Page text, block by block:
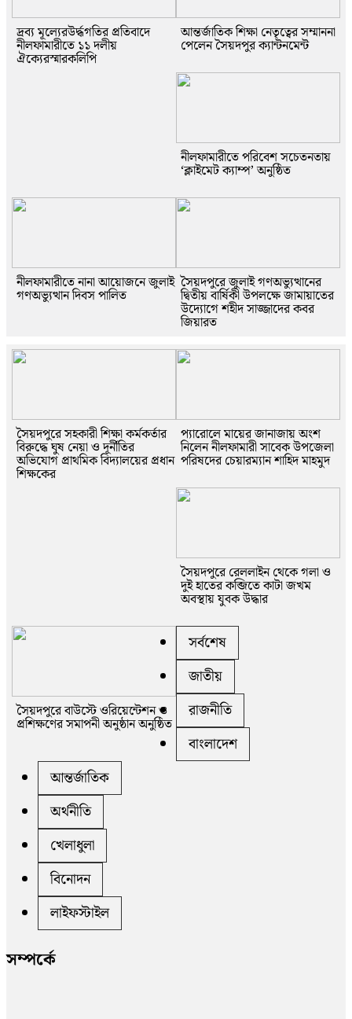
দ্রব্য মূল্যেরউর্দ্ধগতির প্রতিবাদে
নীলফামারীতে ১১ দলীয়
ঐক্যেরস্মারকলিপি
আন্তর্জাতিক শিক্ষা নেতৃত্বের সম্মাননা
পেলেন সৈয়দপুর ক্যান্টনমেন্ট
নীলফামারীতে পরিবেশ সচেতনতায়
‘ক্লাইমেট ক্যাম্প’ অনুষ্ঠিত
নীলফামারীতে নানা আয়োজনে জুলাই
গণঅভ্যুত্থান দিবস পালিত
সৈয়দপুরে জুলাই গণঅভ্যুত্থানের
দ্বিতীয় বার্ষিকী উপলক্ষে জামায়াতের
উদ্যোগে শহীদ সাজ্জাদের কবর
জিয়ারত
সৈয়দপুরে সহকারী শিক্ষা কর্মকর্তার
বিরুদ্ধে ঘুষ নেয়া ও দূর্নীতির
অভিযোগ প্রাথমিক বিদ্যালয়ের প্রধান
শিক্ষকের
প্যারোলে মায়ের জানাজায় অংশ
নিলেন নীলফামারী সাবেক উপজেলা
পরিষদের চেয়ারম্যান শাহিদ মাহমুদ
সৈয়দপুরে রেললাইন থেকে গলা ও
দুই হাতের কব্জিতে কাটা জখম
অবস্থায় যুবক উদ্ধার
সৈয়দপুরে বাউস্টে ওরিয়েন্টেশন ও
প্রশিক্ষণের সমাপনী অনুষ্ঠান অনুষ্ঠিত
সর্বশেষ
জাতীয়
রাজনীতি
বাংলাদেশ
আন্তর্জাতিক
অর্থনীতি
খেলাধুলা
বিনোদন
লাইফস্টাইল
সম্পর্কে